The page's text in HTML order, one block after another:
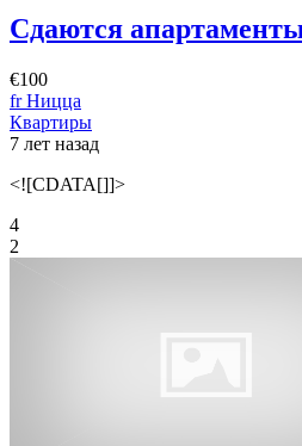
Сдаются
€100
fr Ницца
Квартиры
7 лет назад
<![CDATA[]]>
4
2